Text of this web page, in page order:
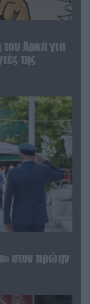
Αρκά για
της
στον πρώην